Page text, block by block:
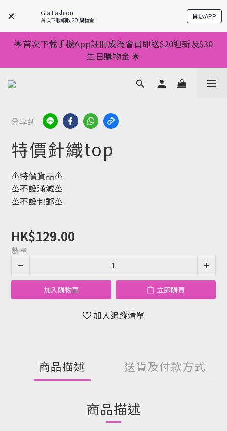
Gla Fashion
首次下載領取 20 購物金 開啟APP
💥正價服裝滿減優惠💥 ✅一件起包順豐 ✅第二件起減
$20 ✅第三件減$40    如此類推⬆不設上限
💥正價服裝滿減優惠💥 ✅一件起包順豐 ✅第二件起減
$20 ✅第三件減$40    如此類推⬆不設上限
🌟首次下載手機App註冊成為會員即送$20迎新及$30
生日購物金 🌟
🌟手機App消費儲積分當購物金用🌟消費1元有1分 🌟
累積滿100分可當1元使用🌟
💥正價服裝滿減優惠💥 ✅一件起包順豐 ✅第二件起減
$20 ✅第三件減$40    如此類推⬆不設上限
分享到
特價針織top
⚠️特價貨品⚠️
⚠️不設滿減⚠️
⚠️不設包郵⚠️
HK$129.00
數量
加入購物車 立即購買
加入追蹤清單
商品描述 送貨及付款方式
商品描述